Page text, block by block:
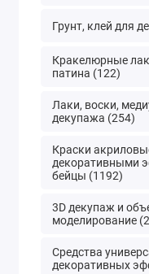
Грунт, клей для
Кракелюрные
патина (122)
Лаки, воски,
декупажа (254)
Краски
декоративными
бейцы (1192)
3D декупаж и
моделирование
Средства
декоративных